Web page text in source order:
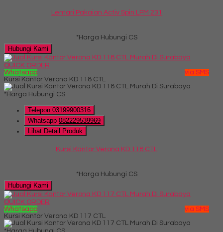
Lemari Pakaian Activ Spin LPM 231
*Harga Hubungi CS
Hubungi Kami
QUICK ORDER
Whatsapp
via SMS
Kursi Kantor Verona KD 118 CTL
*Harga Hubungi CS
Telepon 03199900316
Whatsapp 082229539969
Lihat Detail Produk
Kursi Kantor Verona KD 118 CTL
*Harga Hubungi CS
Hubungi Kami
QUICK ORDER
Whatsapp
via SMS
Kursi Kantor Verona KD 117 CTL